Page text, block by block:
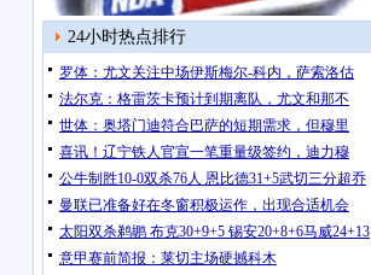
24小时热点排行
罗体：尤文关注中场伊斯梅尔-科内，萨索洛估
法尔克：格雷茨卡预计到期离队，尤文和那不
世体：奥塔门迪符合巴萨的短期需求，但穆里
喜讯！辽宁铁人官宣一笔重量级签约，迪力穆
公牛制胜10-0双杀76人 恩比德31+5武切三分超乔
曼联已准备好在冬窗积极运作，出现合适机会
太阳双杀鹈鹕 布克30+9+5 锡安20+8+6马威24+13
意甲赛前简报：莱切主场硬撼科木